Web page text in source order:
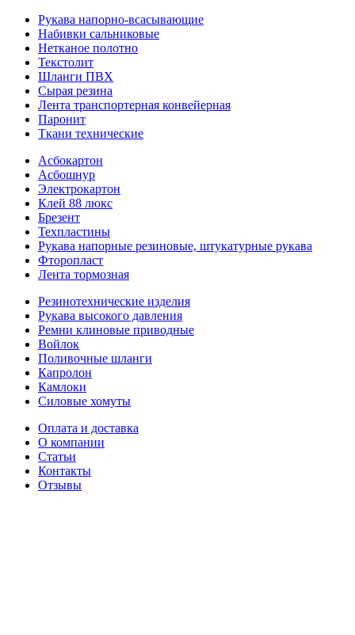
Рукава напорно-всасывающие
Набивки сальниковые
Нетканое полотно
Текстолит
Шланги ПВХ
Сырая резина
Лента транспортерная конвейерная
Паронит
Ткани технические
Асбокартон
Асбошнур
Электрокартон
Клей 88 люкс
Брезент
Техпластины
Рукава напорные резиновые, штукатурные рукава
Фторопласт
Лента тормозная
Резинотехнические изделия
Рукава высокого давления
Ремни клиновые приводные
Войлок
Поливочные шланги
Капролон
Камлоки
Силовые хомуты
Оплата и доставка
О компании
Статьи
Контакты
Отзывы